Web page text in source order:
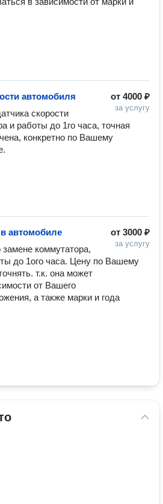
от 4000 ₽
за услугу
автомобиля
скорости
и работы до 1го часа, точная
конкретно по Вашему
от 3000 ₽
за услугу
автомобиле
замене коммутатора,
до 1ого часа. Цену по Вашему
т.к. она может
от Вашего
а также марки и года